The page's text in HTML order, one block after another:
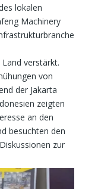
lokalen
Machinery
verstärkt.
von
der Jakarta
zeigten
an den
besuchten den
zur